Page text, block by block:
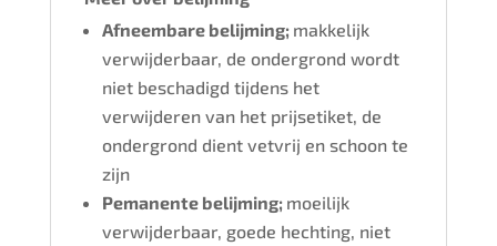
Afneembare belijming; makkelijk
verwijderbaar, de ondergrond wordt
niet beschadigd tijdens het
verwijderen van het prijsetiket, de
ondergrond dient vetvrij en schoon te
zijn
Pemanente belijming; moeilijk
verwijderbaar, goede hechting, niet